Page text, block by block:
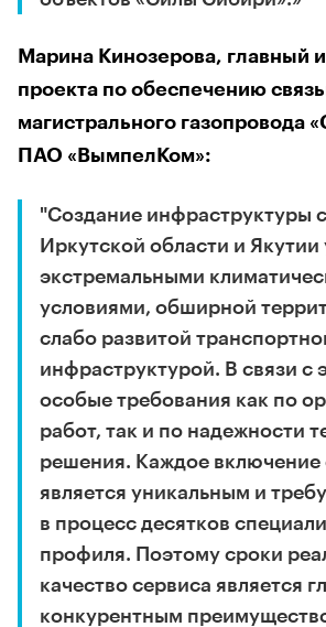
Марина Кинозерова, главный
проекта по обеспечению
магистрального газопровода
ПАО «ВымпелКом»:
"Создание инфраструктуры
Иркутской области и Якутии
экстремальными
условиями, обширной
слабо развитой
инфраструктурой. В связи с
особые требования как по
работ, так и по надежности
решения. Каждое включение
является уникальным и
в процесс десятков
профиля. Поэтому сроки
качество сервиса является
конкурентным